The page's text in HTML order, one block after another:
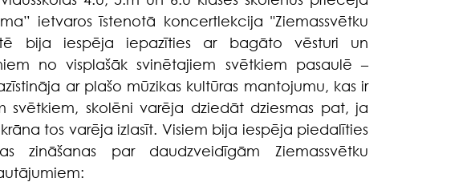
ietvaros īstenotā koncertlekcija "Ziemassvētku
bija iespēja iepazīties ar bagāto vēsturi un
no visplašāk svinētajiem svētkiem pasaulē –
ar plašo mūzikas kultūras mantojumu, kas ir
svētkiem, skolēni varēja dziedāt dziesmas pat, ja
tos varēja izlasīt. Visiem bija iespēja piedalīties
zināšanas par daudzveidīgām Ziemassvētku